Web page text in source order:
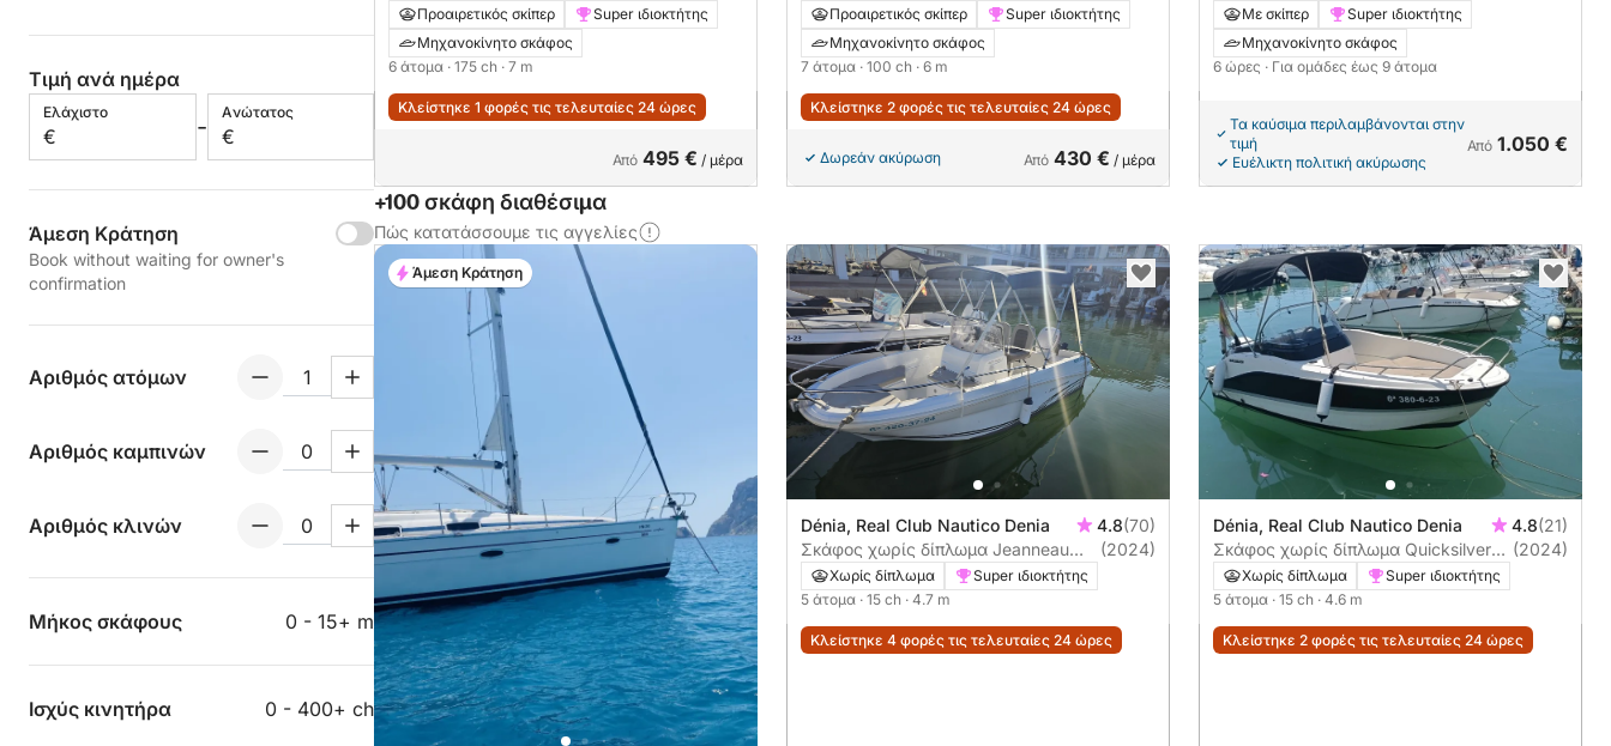
Τιμή ανά ημέρα
Ελάχιστο
€ -
Aνώτατος
€
Άμεση Κράτηση
Book without waiting for owner's
confirmation
Αριθμός ατόμων
Αριθμός καμπινών
Αριθμός κλινών
Μήκος σκάφους 0 - 15+ m
Ισχύς κινητήρα 0 - 400+ ch
Key Largo 175ch
Προαιρετικός σκίπερ
Super ιδιοκτήτης
Μηχανοκίνητο σκάφος
6 άτομα · 175 ch · 7 m
Κλείστηκε 1 φορές τις τελευταίες 24 ώρες
Από 495 € / μέρα
100chΠροαιρετικός σκίπερ
Super ιδιοκτήτης
Μηχανοκίνητο σκάφος
7 άτομα · 100 ch · 6 m
Κλείστηκε 2 φορές τις τελευταίες 24 ώρες
Δωρεάν ακύρωση Από 430 € / μέρα
μυστικούς όρμους της Μοράιρα
Με σκίπερ
Super ιδιοκτήτης
Μηχανοκίνητο σκάφος
6 ώρες · Για ομάδες έως 9 άτομα
Τα καύσιμα περιλαμβάνονται στην
τιμή
Ευέλικτη πολιτική ακύρωσης
Από 1.050 €
+100 σκάφη διαθέσιμα
Πώς κατατάσσουμε τις αγγελίες
Άμεση Κράτηση
Dénia, Real Club Nautico Denia 4.8(70)
Σκάφος χωρίς δίπλωμα Jeanneau
Cap Camarat 4.7 Cc 15ch
(2024)
Χωρίς δίπλωμα
Super ιδιοκτήτης
5 άτομα · 15 ch · 4.7 m
Κλείστηκε 4 φορές τις τελευταίες 24 ώρες
Dénia, Real Club Nautico Denia 4.8(21)
Σκάφος χωρίς δίπλωμα Quicksilver
Activ 455 Open 15ch
(2024)
Χωρίς δίπλωμα
Super ιδιοκτήτης
5 άτομα · 15 ch · 4.6 m
Κλείστηκε 2 φορές τις τελευταίες 24 ώρες